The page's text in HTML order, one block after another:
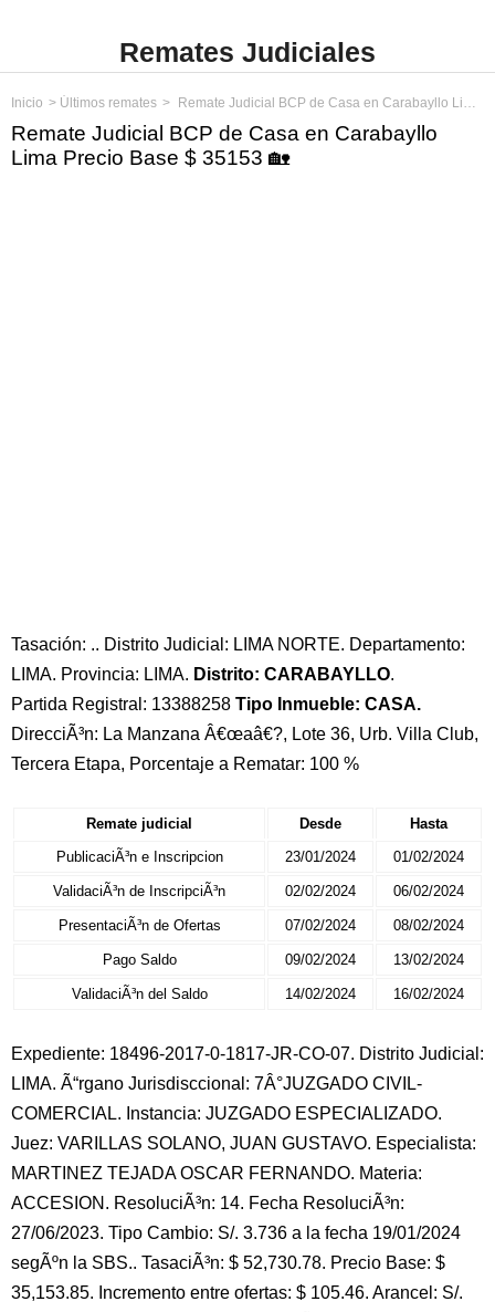
Remates Judiciales
Inicio Últimos remates Remate Judicial BCP de Casa en Carabayllo Lima Precio Base $ 35153
Remate Judicial BCP de Casa en Carabayllo
Lima Precio Base $ 35153 🏡
Tasación: .. Distrito Judicial: LIMA NORTE. Departamento:
LIMA. Provincia: LIMA. Distrito: CARABAYLLO.
Partida Registral: 13388258 Tipo Inmueble: CASA.
DirecciÃ³n: La Manzana Â€œaâ€?, Lote 36, Urb. Villa Club,
Tercera Etapa, Porcentaje a Rematar: 100 %
Remate judicial Desde
Hasta
PublicaciÃ³n e Inscripcion
23/01/2024 01/02/2024
ValidaciÃ³n de InscripciÃ³n 02/02/2024 06/02/2024
PresentaciÃ³n de Ofertas 07/02/2024 08/02/2024
Pago Saldo 09/02/2024 13/02/2024
ValidaciÃ³n del Saldo 14/02/2024 16/02/2024
Expediente: 18496-2017-0-1817-JR-CO-07. Distrito Judicial:
LIMA. Ã“rgano Jurisdisccional: 7Â°JUZGADO CIVIL-
COMERCIAL. Instancia: JUZGADO ESPECIALIZADO.
Juez: VARILLAS SOLANO, JUAN GUSTAVO. Especialista:
MARTINEZ TEJADA OSCAR FERNANDO. Materia:
ACCESION. ResoluciÃ³n: 14. Fecha ResoluciÃ³n:
27/06/2023. Tipo Cambio: S/. 3.736 a la fecha 19/01/2024
segÃºn la SBS.. TasaciÃ³n: $ 52,730.78. Precio Base: $
35,153.85. Incremento entre ofertas: $ 105.46. Arancel: S/.